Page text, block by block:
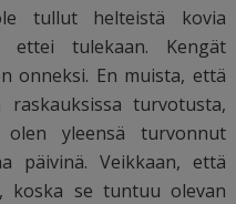
tullut helteistä kovia
ettei tulekaan. Kengät
onneksi. En muista, että
turvotusta,
olen yleensä turvonnut
päivinä. Veikkaan, että
koska se tuntuu olevan